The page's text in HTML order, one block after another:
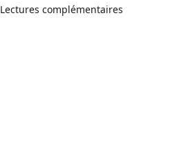
Lectures complémentaires